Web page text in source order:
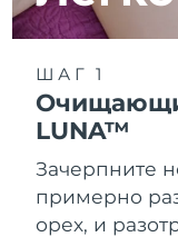
ШАГ 1
LUNA™
Зачерпните
примерно
орех, и